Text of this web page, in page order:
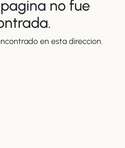
no fue
en esta direccion.